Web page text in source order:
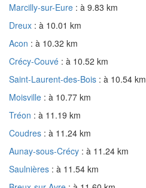
Marcilly-sur-Eure : à 9.83 km
Dreux : à 10.01 km
Acon : à 10.32 km
Crécy-Couvé : à 10.52 km
Saint-Laurent-des-Bois : à 10.54 km
Moisville : à 10.77 km
Tréon : à 11.19 km
Coudres : à 11.24 km
Aunay-sous-Crécy : à 11.24 km
Saulnières : à 11.54 km